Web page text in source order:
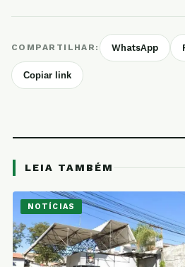
COMPARTILHAR: WhatsApp
Copiar link
LEIA TAMBÉM
NOTÍCIAS